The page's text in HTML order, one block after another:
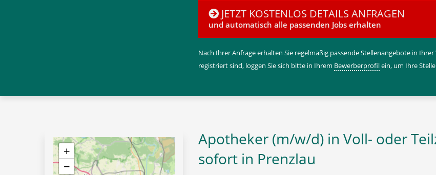
JETZT KOSTENLOS DETAILS ANFRAGEN
und automatisch alle passenden Jobs erhalten
Nach Ihrer Anfrage erhalten Sie regelmäßig passende Stellenangebote in
registriert sind, loggen Sie sich bitte in Ihrem Bewerberprofilein, um Ihre
Apotheker (m/w/d) in Voll- oder
sofort in Prenzlau
+
−